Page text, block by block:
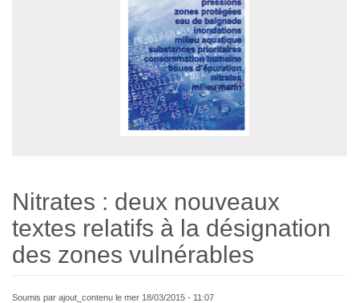
Nitrates : deux nouveaux
textes relatifs à la désignation
des zones vulnérables
Soumis par ajout_contenu le mer 18/03/2015 - 11:07